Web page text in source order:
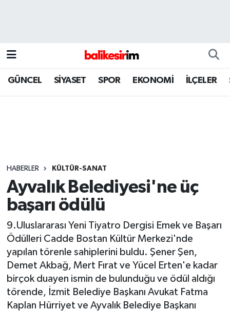
GÜNCEL SİYASET SPOR EKONOMİ İLÇELER
HABERLER KÜLTÜR-SANAT
Ayvalık Belediyesi'ne üç
başarı ödülü
9.Uluslararası Yeni Tiyatro Dergisi Emek ve Başarı
Ödülleri Cadde Bostan Kültür Merkezi'nde
yapılan törenle sahiplerini buldu. Şener Şen,
Demet Akbağ, Mert Fırat ve Yücel Erten'e kadar
birçok duayen ismin de bulunduğu ve ödül aldığı
törende, İzmit Belediye Başkanı Avukat Fatma
Kaplan Hürriyet ve Ayvalık Belediye Başkanı